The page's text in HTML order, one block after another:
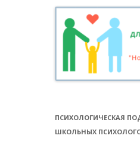
ПСИХОЛОГИЧЕСКАЯ
ШКОЛЬНЫХ